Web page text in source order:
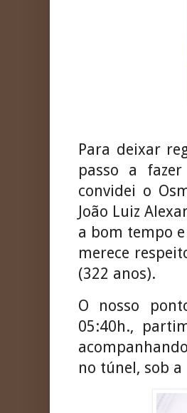
Para deixar
passo a
convidei o
João Luiz
a bom tempo
merece
(322 anos).
O nosso
05:40h.,
no túnel, sob a